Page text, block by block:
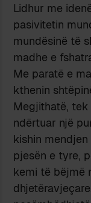
Lidhur me
pasivitetin
mundësinë të
madhe e
Me paratë e
kthenin
Megjithatë,
ndërtuar një
kishin
pjesën e tyre,
kemi të bëjmë